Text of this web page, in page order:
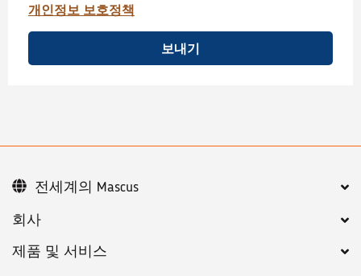
개인정보 보호정책
보내기
회사
제품 및 서비스
전세계의 Mascus